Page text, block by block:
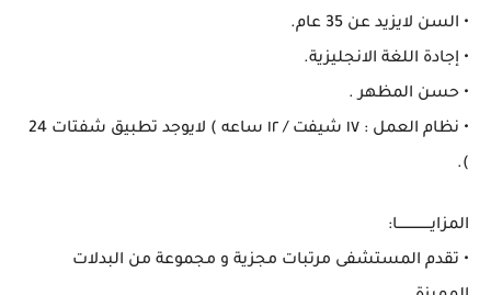
• السن لايزيد عن 35 عام.
• إجادة اللغة الانجليزية.
• حسن المظهر .
• نظام العمل : ١٧ شيفت / ١٢ ساعه ) لايوجد تطبيق شفتات 24
).
المزايـــــــــــــــا:
• تقدم المستشفى مرتبات مجزية و مجموعة من البدلات